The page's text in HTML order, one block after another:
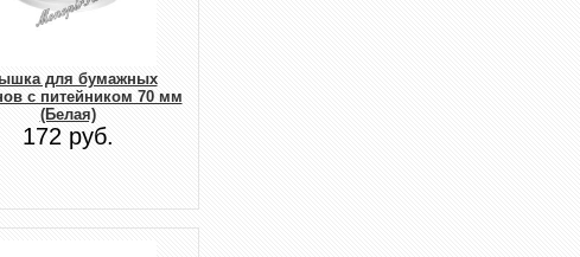
для бумажных
с питейником 70 мм
(Белая)
172 руб.